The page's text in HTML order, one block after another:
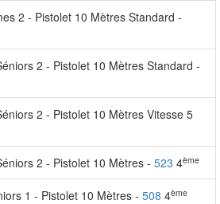
2 - Pistolet 10 Mètres Standard -
2 - Pistolet 10 Mètres Standard -
2 - Pistolet 10 Mètres Vitesse 5
2 - Pistolet 10 Mètres - 523 4ème
1 - Pistolet 10 Mètres - 508 4ème